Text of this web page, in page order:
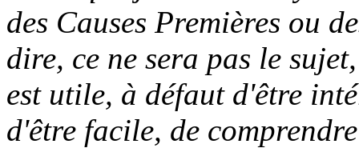
des Causes Premières ou
dire, ce ne sera pas le
est utile, à défaut d'être
d'être facile, de